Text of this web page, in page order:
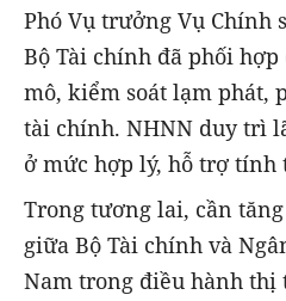
Phó Vụ trưởng Vụ Chính
Bộ Tài chính đã phối
mô, kiểm soát lạm phát,
tài chính. NHNN duy trì
ở mức hợp lý, hỗ trợ tính
Trong tương lai, cần
giữa Bộ Tài chính và
Nam trong điều hành